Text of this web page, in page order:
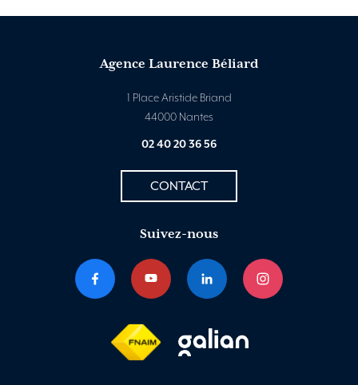
Agence Laurence Béliard
1 Place Aristide Briand
44000 Nantes
02 40 20 36 56
CONTACT
Suivez-nous